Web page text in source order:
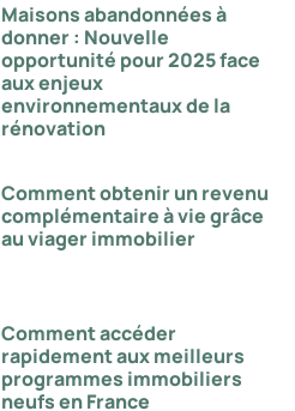
Maisons abandonnées à
donner : Nouvelle
opportunité pour 2025 face
aux enjeux
environnementaux de la
rénovation
Comment obtenir un revenu
complémentaire à vie grâce
au viager immobilier
Comment accéder
rapidement aux meilleurs
programmes immobiliers
neufs en France